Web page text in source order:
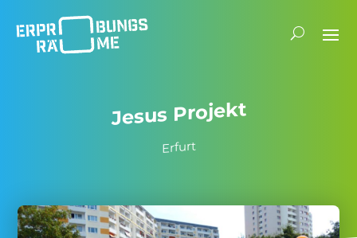
Jesus Projekt
Erfurt